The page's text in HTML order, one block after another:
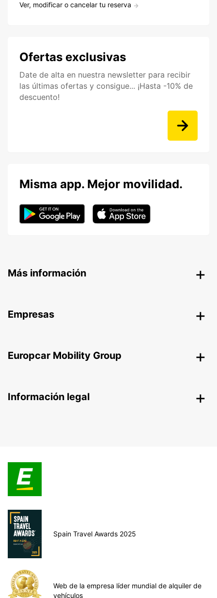
Ver, modificar o cancelar tu reserva
Ofertas exclusivas
Date de alta en nuestra newsletter para recibir
las últimas ofertas y consigue... ¡Hasta -10% de
descuento!
Misma app. Mejor movilidad.
Más información
Empresas
Europcar Mobility Group
Información legal
Spain Travel Awards 2025
Web de la empresa líder mundial de alquiler de
vehículos